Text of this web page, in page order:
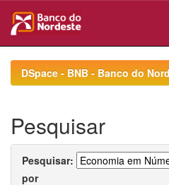
navigationDSpace - BNB - Banco do
Pesquisar
Pesquisar:
por